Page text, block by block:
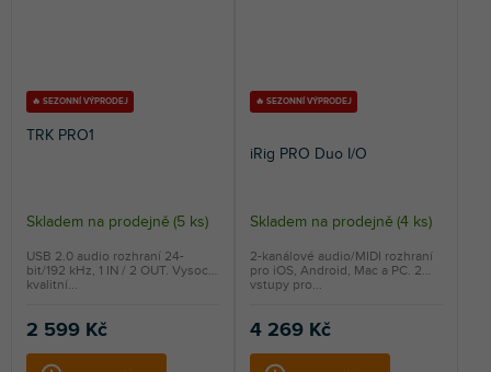
🔥 SEZONNÍ VÝPRODEJ
TRK PRO1
Skladem na prodejně (5 ks)
2 599 Kč
USB 2.0 audio rozhraní 24-
bit/192 kHz, 1 IN / 2 OUT. Vysoce
kvalitní...
🔥 SEZONNÍ VÝPRODEJ
iRig PRO Duo I/O
Průměrné
hodnocení
produktu
5,0
Skladem na prodejně (4 ks)
4 269 Kč
2-kanálové audio/MIDI rozhraní
pro iOS, Android, Mac a PC. 2
vstupy pro...